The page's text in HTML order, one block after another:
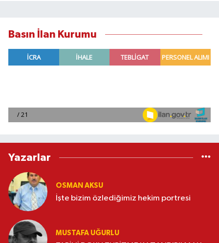
Basın İlan Kurumu
Yazarlar
OSMAN AKSU
İşte bizim özlediğimiz hekim portresi
MUSTAFA UĞURLU